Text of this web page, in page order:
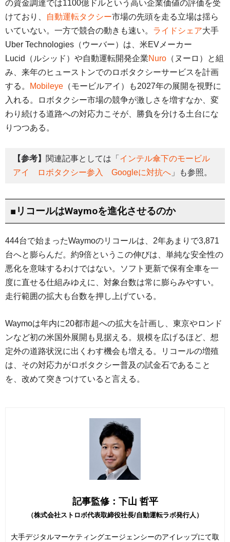
の資金調達では1100億ドルという高い企業価値の評価を受
けており、
自動運転タクシー市場の先頭を走る立場は揺ら
いていない。一方で競合の動きも速い。 ライドシェア大手
Uber Technologies（ウーバー）は、米EVメーカー
Lucid（ルシッド）や自動運転開発企業Nuro （ヌーロ）と組
み、来年のヒューストンでのロボタクシーサービスを計画
する。
Mobileye （モービルアイ）も2027年の展開を視野に
入れる。ロボタクシー市場の競争が激しさを増すなか、変
わり続ける道路への対応力こそが、勝負を分ける土台にな
りつつある。
【参考】 関連記事としては「 インテル傘下のモービル
アイ ロボタクシー参入 Googleに対抗へ 」も参照。
■リコールはWaymoを進化させるのか
444台で始まったWaymoのリコールは、2年あまりで3,871
台へと膨らんだ。約9倍というこの伸びは、単純な安全性の
悪化を意味するわけではない。ソフト更新で保有全車を一
度に直せる仕組みゆえに、対象台数は常に膨らみやすい。
走行範囲の拡大も台数を押し上げている。
Waymoは年内に20都市超への拡大を計画し、東京やロンド
ンなど初の米国外展開も見据える。規模を広げるほど、想
定外の道路状況に出くわす機会も増える。リコールの増殖
は、その対応力がロボタクシー普及の試金石であること
を、改めて突きつけていると言える。
記事監修：下山 哲平
（株式会社ストロボ代表取締役社長/自動運転ラボ発行人）
大手デジタルマーケティングエージェンシーのアイレップにて取